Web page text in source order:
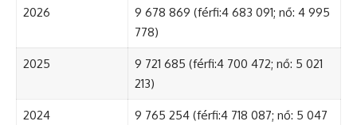
2026
9 678 869 (férfi:4 683 091; nő: 4 995
778)
2025
9 721 685 (férfi:4 700 472; nő: 5 021
213)
2024
9 765 254 (férfi:4 718 087; nő: 5 047